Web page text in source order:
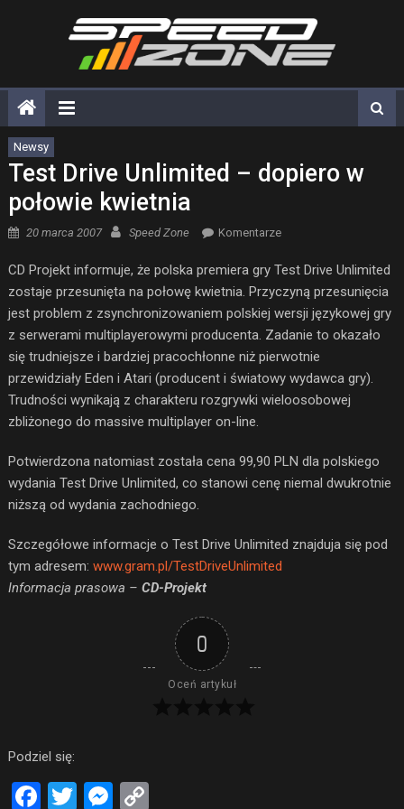
Newsy
Test Drive Unlimited – dopiero w
połowie kwietnia
Posted on
20 marca 2007 Author
Speed Zone Komentarze
CD Projekt informuje, że polska premiera gry Test Drive Unlimited
zostaje przesunięta na połowę kwietnia. Przyczyną przesunięcia
jest problem z zsynchronizowaniem polskiej wersji językowej gry
z serwerami multiplayerowymi producenta. Zadanie to okazało
się trudniejsze i bardziej pracochłonne niż pierwotnie
przewidziały Eden i Atari (producent i światowy wydawca gry).
Trudności wynikają z charakteru rozgrywki wieloosobowej
zbliżonego do massive multiplayer on-line.
Potwierdzona natomiast została cena 99,90 PLN dla polskiego
wydania Test Drive Unlimited, co stanowi cenę niemal dwukrotnie
niższą od wydania zachodniego.
Szczegółowe informacje o Test Drive Unlimited znajduja się pod
tym adresem: www.gram.pl/TestDriveUnlimited
Informacja prasowa – CD-Projekt
0
Oceń artykuł
Podziel się:
Facebook
TwitterMessenger